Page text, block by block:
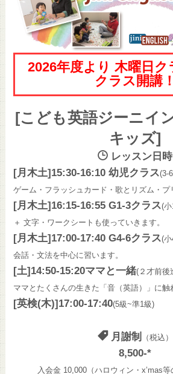
2026年度より 木曜日ク
クラス開講！
[こども英語ジーニイ
キッズ]
レッスン日時
[月木土]15:30-16:10 幼児クラス(3-
ゲーム・フラッシュカード・歌とリズム・プ
[月木土]16:15-16:55 G1-3クラス(
＋ 文字・ワークシートも使っていきます。
[月木土]17:00-17:40 G4-6クラス(
会話・文法を中心に習います。
[土]14:50-15:20ママと一緒(２才前後
ママとたくさんの生きた「音（英語）」に触
[英検(木)]17:00-17:40(5級~準1級)
月謝制 （税込）
8,500-*
入会金 10,000（ハロウィン・x’mas等